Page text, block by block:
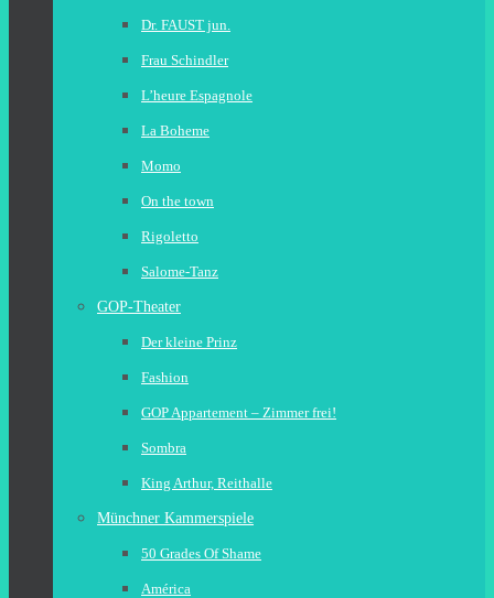
Dr. FAUST jun.
Frau Schindler
L’heure Espagnole
La Boheme
Momo
On the town
Rigoletto
Salome-Tanz
GOP-Theater
Der kleine Prinz
Fashion
GOP Appartement – Zimmer frei!
Sombra
King Arthur, Reithalle
Münchner Kammerspiele
50 Grades Of Shame
América